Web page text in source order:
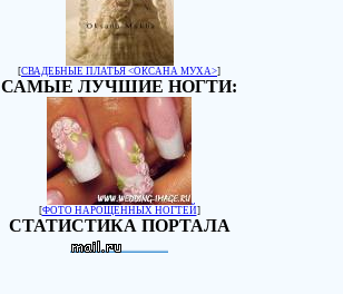
[СВАДЕБНЫЕ ПЛАТЬЯ <ОКСАНА МУХА>]
САМЫЕ ЛУЧШИЕ НОГТИ:
[ФОТО НАРОЩЕННЫХ НОГТЕЙ]
СТАТИСТИКА ПОРТАЛА